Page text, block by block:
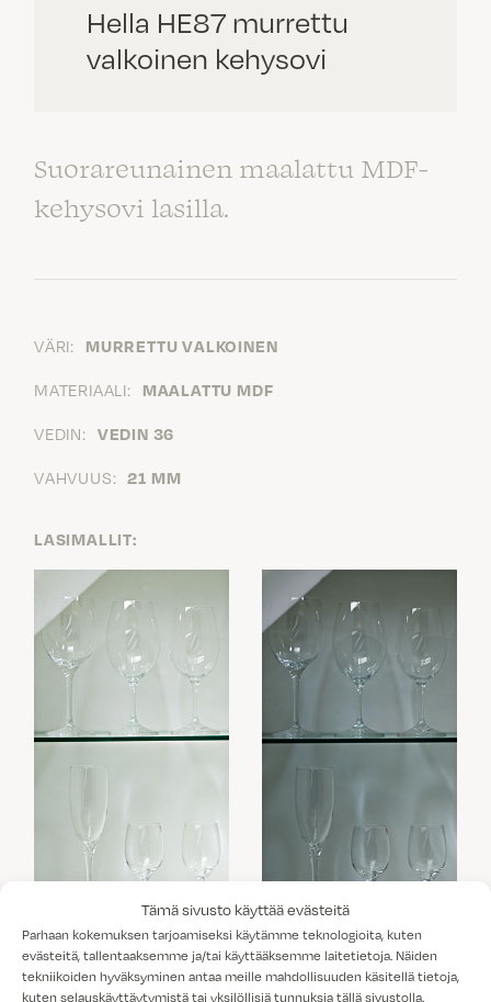
Tämä sivusto käyttää evästeitä
Parhaan kokemuksen tarjoamiseksi käytämme teknologioita, kuten
evästeitä, tallentaaksemme ja/tai käyttääksemme laitetietoja. Näiden
tekniikoiden hyväksyminen antaa meille mahdollisuuden käsitellä tietoja,
kuten selauskäyttäytymistä tai yksilöllisiä tunnuksia tällä sivustolla.
Hella HE87 murrettu
valkoinen kehysovi
Suorareunainen maalattu MDF-
kehysovi lasilla.
VÄRI: MURRETTU VALKOINEN
MATERIAALI: MAALATTU MDF
VEDIN: VEDIN 36
VAHVUUS: 21 MM
LASIMALLIT:
KIRKAS LASI SAVULASI